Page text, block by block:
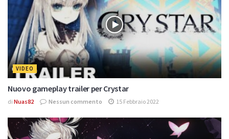
VIDEO
Nuovo gameplay trailer per Crystar
di Nuas82 Nessun commento 15 Febbraio 2022